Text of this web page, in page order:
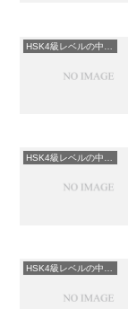
HSK4級レベルの中国語